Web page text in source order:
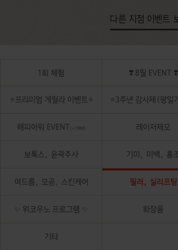
다른 지점 이벤트
1회 체험 ❣️ 8월 EVENT ❣️
⭐프리미엄 게릴라 이벤트⭐ ⭐3주년 감사제(평일
해피아워 EVENT (~17PM) 레이저제모
보톡스, 윤곽주사 기미, 미백, 홍조
여드름, 모공, 스킨케어 필러, 실리프팅
✨ 위코우노 프로그램 ✨ 화장품
기타